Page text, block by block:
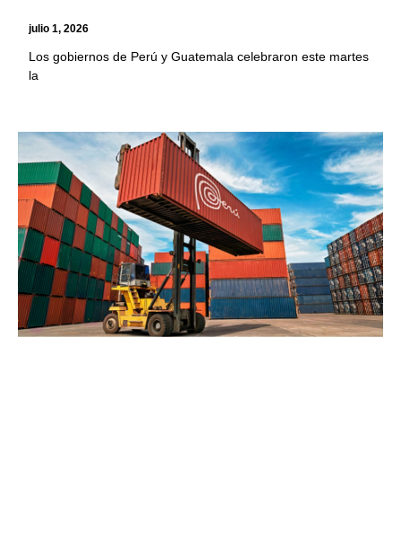
julio 1, 2026
Los gobiernos de Perú y Guatemala celebraron este martes
la